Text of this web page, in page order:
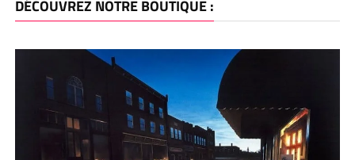
DÉCOUVREZ NOTRE BOUTIQUE :